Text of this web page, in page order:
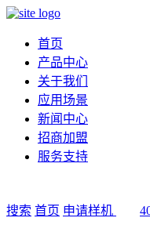
首页
产品中心
关于我们
应用场景
新闻中心
招商加盟
服务支持
搜索 首页 申请样机